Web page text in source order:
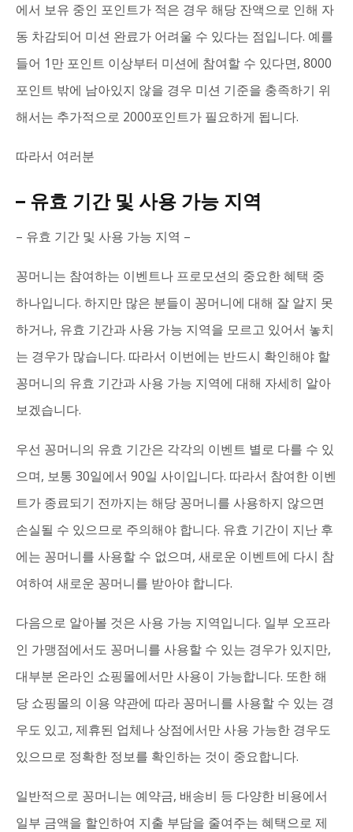
에서 보유 중인 포인트가 적은 경우 해당 잔액으로 인해 자
동 차감되어 미션 완료가 어려울 수 있다는 점입니다. 예를
들어 1만 포인트 이상부터 미션에 참여할 수 있다면, 8000
포인트 밖에 남아있지 않을 경우 미션 기준을 충족하기 위
해서는 추가적으로 2000포인트가 필요하게 됩니다.
따라서 여러분
– 유효 기간 및 사용 가능 지역
– 유효 기간 및 사용 가능 지역 –
꽁머니는 참여하는 이벤트나 프로모션의 중요한 혜택 중
하나입니다. 하지만 많은 분들이 꽁머니에 대해 잘 알지 못
하거나, 유효 기간과 사용 가능 지역을 모르고 있어서 놓치
는 경우가 많습니다. 따라서 이번에는 반드시 확인해야 할
꽁머니의 유효 기간과 사용 가능 지역에 대해 자세히 알아
보겠습니다.
우선 꽁머니의 유효 기간은 각각의 이벤트 별로 다를 수 있
으며, 보통 30일에서 90일 사이입니다. 따라서 참여한 이벤
트가 종료되기 전까지는 해당 꽁머니를 사용하지 않으면
손실될 수 있으므로 주의해야 합니다. 유효 기간이 지난 후
에는 꽁머니를 사용할 수 없으며, 새로운 이벤트에 다시 참
여하여 새로운 꽁머니를 받아야 합니다.
다음으로 알아볼 것은 사용 가능 지역입니다. 일부 오프라
인 가맹점에서도 꽁머니를 사용할 수 있는 경우가 있지만,
대부분 온라인 쇼핑몰에서만 사용이 가능합니다. 또한 해
당 쇼핑몰의 이용 약관에 따라 꽁머니를 사용할 수 있는 경
우도 있고, 제휴된 업체나 상점에서만 사용 가능한 경우도
있으므로 정확한 정보를 확인하는 것이 중요합니다.
일반적으로 꽁머니는 예약금, 배송비 등 다양한 비용에서
일부 금액을 할인하여 지출 부담을 줄여주는 혜택으로 제